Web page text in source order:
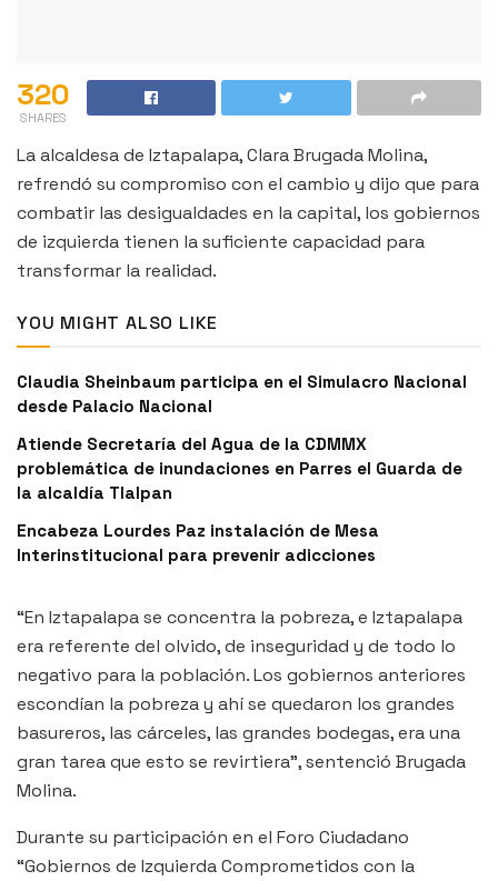
320
SHARES
La alcaldesa de Iztapalapa, Clara Brugada Molina,
refrendó su compromiso con el cambio y dijo que para
combatir las desigualdades en la capital, los gobiernos
de izquierda tienen la suficiente capacidad para
transformar la realidad.
YOU MIGHT ALSO LIKE
Claudia Sheinbaum participa en el Simulacro Nacional
desde Palacio Nacional
Atiende Secretaría del Agua de la CDMMX
problemática de inundaciones en Parres el Guarda de
la alcaldía Tlalpan
Encabeza Lourdes Paz instalación de Mesa
Interinstitucional para prevenir adicciones
“En Iztapalapa se concentra la pobreza, e Iztapalapa
era referente del olvido, de inseguridad y de todo lo
negativo para la población. Los gobiernos anteriores
escondían la pobreza y ahí se quedaron los grandes
basureros, las cárceles, las grandes bodegas, era una
gran tarea que esto se revirtiera”, sentenció Brugada
Molina.
Durante su participación en el Foro Ciudadano
“Gobiernos de Izquierda Comprometidos con la